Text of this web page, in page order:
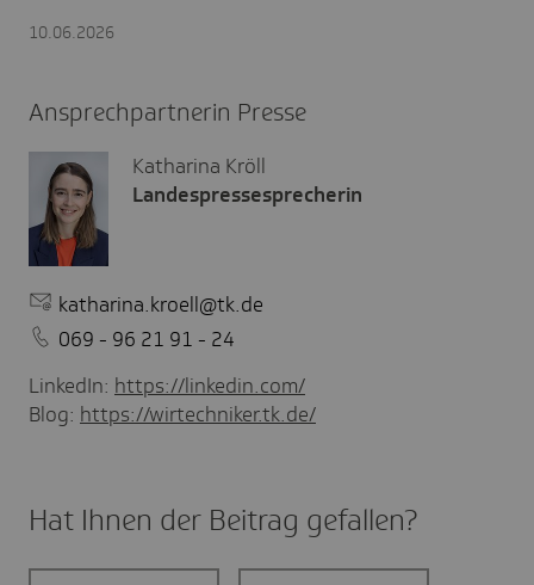
10.06.2026
Ansprechpartnerin Presse
Katharina Kröll
Landespressesprecherin
katharina.kroell@tk.de
069 - 96 21 91 - 24
LinkedIn: https://linkedin.com/
Blog: https://wirtechniker.tk.de/
Hat Ihnen der Beitrag gefal­len?